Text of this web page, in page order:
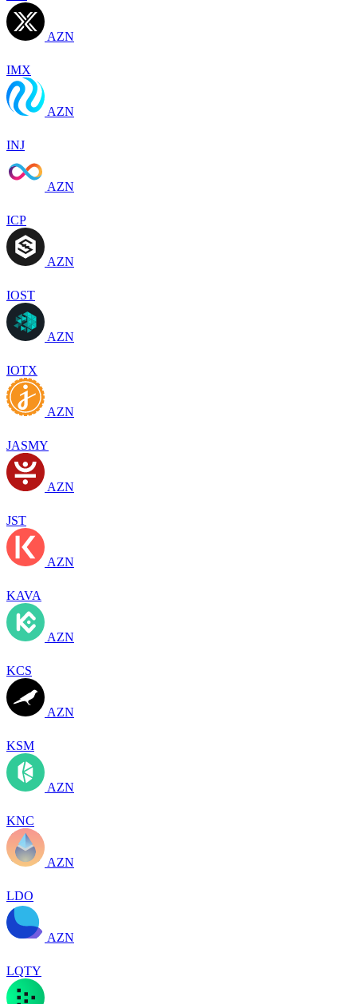
AZN
IMX
AZN
INJ
AZN
ICP
AZN
IOST
AZN
IOTX
AZN
JASMY
AZN
JST
AZN
KAVA
AZN
KCS
AZN
KSM
AZN
KNC
AZN
LDO
AZN
LQTY